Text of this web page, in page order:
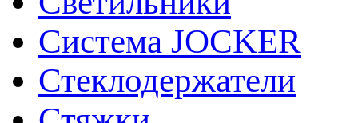
Система JOCKER
Стеклодержатели